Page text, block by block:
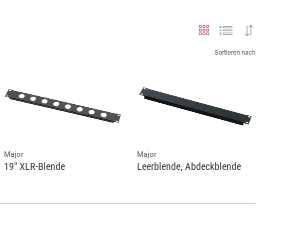
Sortieren nach
Major
19" XLR-Blende
Major
Leerblende, Abdeckblende